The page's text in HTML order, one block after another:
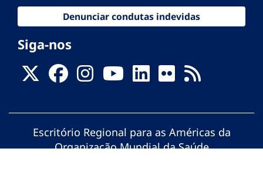
Denunciar condutas indevidas
Siga-nos
Escritório Regional para as Américas da
Organização Mundial da Saúde